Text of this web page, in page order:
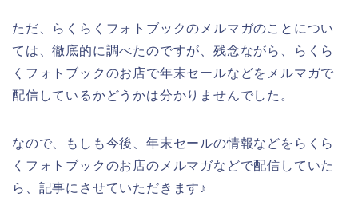
ただ、らくらくフォトブックのメルマガのことについ
ては、徹底的に調べたのですが、残念ながら、らくら
くフォトブックのお店で年末セールなどをメルマガで
配信しているかどうかは分かりませんでした。
なので、もしも今後、年末セールの情報などをらくら
くフォトブックのお店のメルマガなどで配信していた
ら、記事にさせていただきます♪